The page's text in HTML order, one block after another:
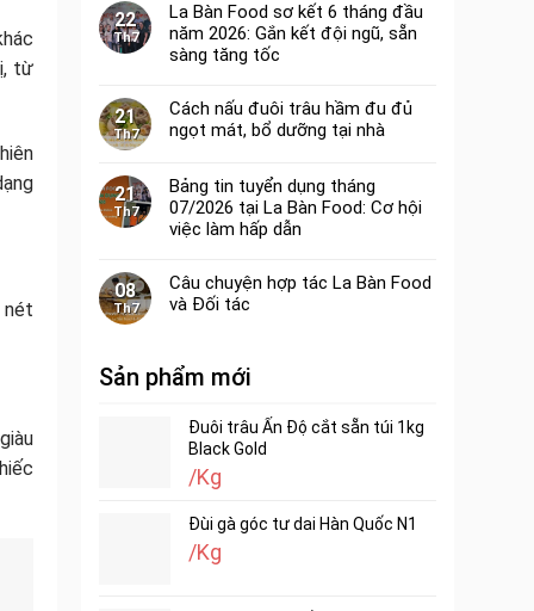
từ
nét
22
Th7
La Bàn Food sơ kết 6 tháng đầu
năm 2026: Gắn kết đội ngũ, sẵn
sàng tăng tốc
21
Th7
Cách nấu đuôi trâu hầm đu đủ
ngọt mát, bổ dưỡng tại nhà
21
Th7
Bảng tin tuyển dụng tháng
07/2026 tại La Bàn Food: Cơ hội
việc làm hấp dẫn
08
Th7
Câu chuyện hợp tác La Bàn Food
và Đối tác
Sản phẩm mới
Đuôi trâu Ấn Độ cắt sẵn túi 1kg
Black Gold
/Kg
Đùi gà góc tư dai Hàn Quốc N1
/Kg